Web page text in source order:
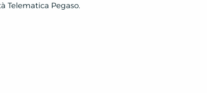
Telematica Pegaso.